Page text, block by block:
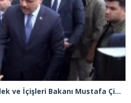
Adalet Bakanı Akın Gürlek ve İçişleri Bakanı Mustafa Çiftçi Esenyurt’ta